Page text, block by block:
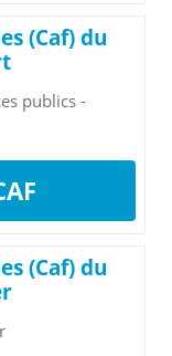
(Caf) du
publics -
(Caf) du